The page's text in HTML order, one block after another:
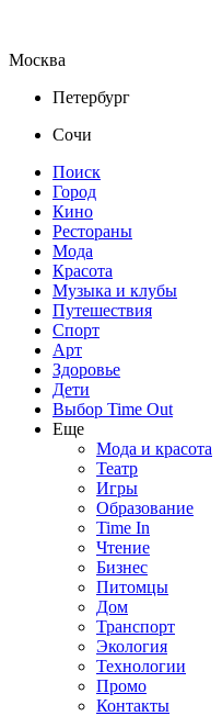
Москва
Петербург
Сочи
Поиск
Город
Кино
Рестораны
Мода
Красота
Музыка и клубы
Путешествия
Спорт
Арт
Здоровье
Дети
Выбор Time Out
Еще
Мода и красота
Театр
Игры
Образование
Time In
Чтение
Бизнес
Питомцы
Дом
Транспорт
Экология
Технологии
Промо
Контакты